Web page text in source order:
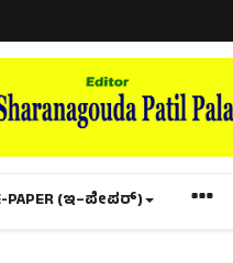
PAPER (ಇ–ಪೇಪರ್‌)